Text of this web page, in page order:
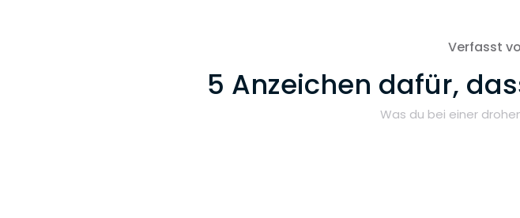
Verfasst
5 Anzeichen dafür,
Was du bei einer